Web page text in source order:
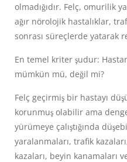
olmadığıdır. Felç, omurilik
ağır nörolojik hastalıklar,
sonrası süreçlerde yatarak
En temel kriter şudur:
mümkün mü, değil mi?
Felç geçirmiş bir hastayı
korunmuş olabilir ama
yürümeye çalıştığında
yaralanmaları, trafik
kazaları, beyin kanamaları